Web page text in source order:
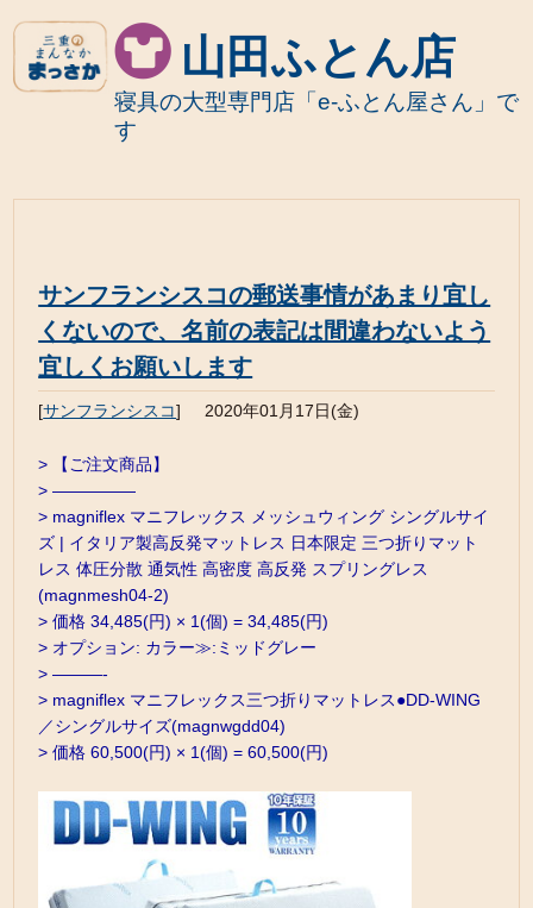
山田ふとん店
寝具の大型専門店「e-ふとん屋さん」で
す
サンフランシスコの郵送事情があまり宜し
くないので、名前の表記は間違わないよう
宜しくお願いします
[サンフランシスコ] 2020年01月17日(金)
> 【ご注文商品】
> —————
> magniflex マニフレックス メッシュウィング シングルサイ
ズ | イタリア製高反発マットレス 日本限定 三つ折りマット
レス 体圧分散 通気性 高密度 高反発 スプリングレス
(magnmesh04-2)
> 価格 34,485(円) × 1(個) = 34,485(円)
> オプション: カラー≫:ミッドグレー
> ———-
> magniflex マニフレックス三つ折りマットレス●DD-WING
／シングルサイズ(magnwgdd04)
> 価格 60,500(円) × 1(個) = 60,500(円)